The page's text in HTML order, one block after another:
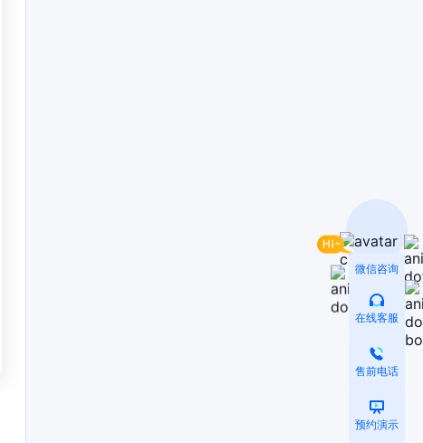
微信咨询
在线客服
售前电话
预约演示